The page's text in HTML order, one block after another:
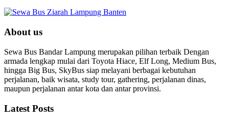
About us
Sewa Bus Bandar Lampung merupakan pilihan terbaik Dengan
armada lengkap mulai dari Toyota Hiace, Elf Long, Medium Bus,
hingga Big Bus, SkyBus siap melayani berbagai kebutuhan
perjalanan, baik wisata, study tour, gathering, perjalanan dinas,
maupun perjalanan antar kota dan antar provinsi.
Latest Posts